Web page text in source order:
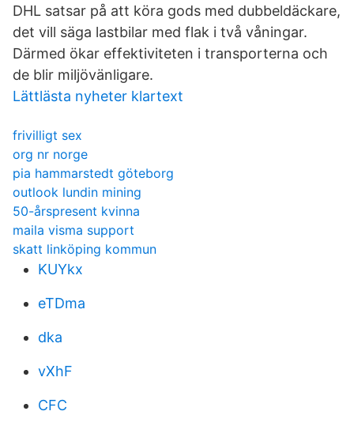
DHL satsar på att köra gods med dubbeldäckare,
det vill säga lastbilar med flak i två våningar.
Därmed ökar effektiviteten i transporterna och
de blir miljövänligare.
Lättlästa nyheter klartext
frivilligt sex
org nr norge
pia hammarstedt göteborg
outlook lundin mining
50-årspresent kvinna
maila visma support
skatt linköping kommun
KUYkx
eTDma
dka
vXhF
CFC